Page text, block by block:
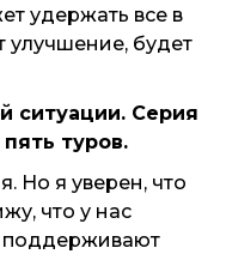
удержать все в
улучшение, будет
ситуации. Серия
туров.
Но я уверен, что
что у нас
поддерживают